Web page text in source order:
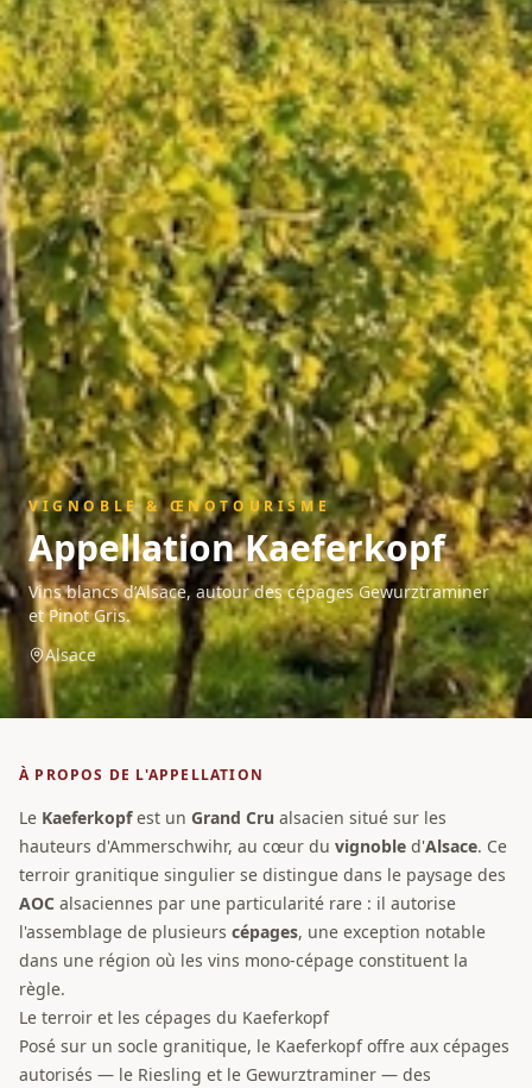
VIGNOBLE & ŒNOTOURISME
AppellationKaeferkopf
Vins blancs d’Alsace, autour des cépages Gewurztraminer
et Pinot Gris.
Alsace
À PROPOS DE L'APPELLATION
Le Kaeferkopfest un Grand Cru alsacien situé sur les
hauteurs d'Ammerschwihr, au cœur du vignoble d'Alsace. Ce
terroir granitique singulier se distingue dans le paysage des
AOC alsaciennes par une particularité rare : il autorise
l'assemblage de plusieurs cépages, une exception notable
dans une région où les vins mono-cépage constituent la
règle.
Le terroir et les cépages du Kaeferkopf
Posé sur un socle granitique, le Kaeferkopf offre aux cépages
autorisés — le Riesling et le Gewurztraminer — des